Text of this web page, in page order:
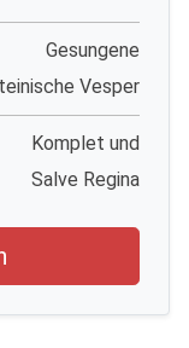
Gesungene
Vesper
Komplet und
Salve Regina